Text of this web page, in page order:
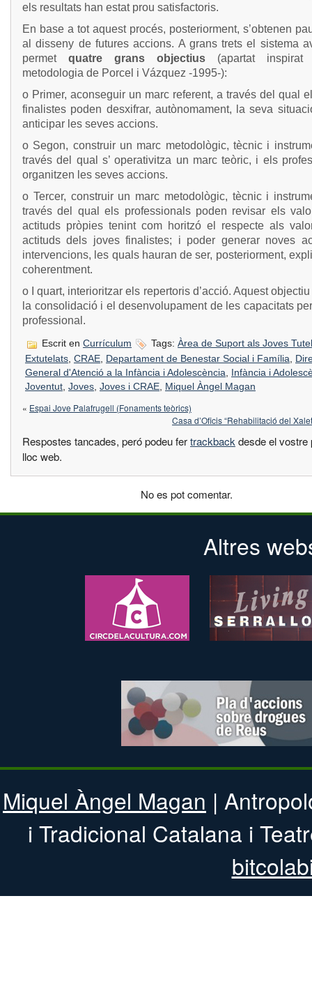
els resultats han estat prou satisfactoris.
En base a tot aquest procés, posteriorment, s’obtenen
al disseny de futures accions. A grans trets el sistema
permet quatre grans objectius (apartat
metodologia de Porcel i Vázquez -1995-):
o Primer, aconseguir un marc referent, a través del qual
finalistes poden desxifrar, autònomament, la seva
anticipar les seves accions.
o Segon, construir un marc metodològic, tècnic i
través del qual s’ operativitza un marc teòric, i els
organitzen les seves accions.
o Tercer, construir un marc metodològic, tècnic i
través del qual els professionals poden revisar els
actituds pròpies tenint com horitzó el respecte als
actituds dels joves finalistes; i poder generar noves
intervencions, les quals hauran de ser, posteriorment,
coherentment.
o I quart, interioritzar els repertoris d’acció. Aquest
la consolidació i el desenvolupament de les capacitats
professional.
Escrit en Currículum Tags: Àrea de Suport als Joves
Extutelats CRAE Departament de Benestar Social i Família
General d'Atenció a la Infància i Adolescència
Infància i
Joventut Joves Joves i CRAE Miquel Àngel Magan
« Espai Jove Palafrugell (Fonaments teòrics)
Casa d’Oficis “Rehabilitació del
Respostes tancades, peró podeu fertrackback desde el vostre
lloc web.
No es pot comentar.
Altres
Miquel Àngel Magan |
i Tradicional